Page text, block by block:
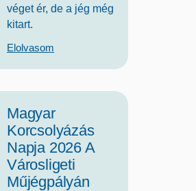
véget ér, de a jég még
kitart.
Elolvasom
Magyar
Korcsolyázás
Napja 2026 A
Városligeti
Műjégpályán